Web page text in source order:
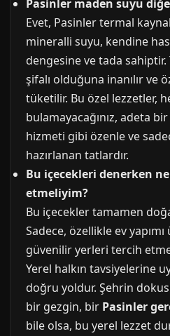
Pasinler maden suyu
Evet, Pasinler termal
mineralli suyu, kendine
dengesine ve tada sahiptir.
şifalı olduğuna inanılır ve
tüketilir. Bu özel lezzetler,
bulamayacağınız, adeta bir
hizmeti gibi özenle ve
hazırlanan tatlardır.
Bu içecekleri denerken
etmeliyim?
Bu içecekler tamamen
Sadece, özellikle ev
güvenilir yerleri tercih
Yerel halkın tavsiyelerine
doğru yoldur. Şehrin
bir gezgin, bir Pasinler
bile olsa, bu yerel lezzet